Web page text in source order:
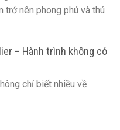
trở nên phong phú và thú
– Hành trình không có
chỉ biết nhiều về